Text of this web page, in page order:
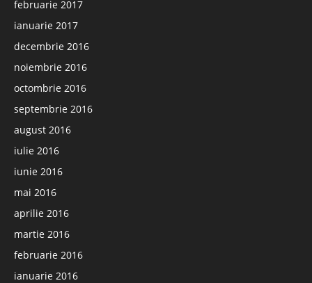
februarie 2017
ianuarie 2017
decembrie 2016
noiembrie 2016
octombrie 2016
septembrie 2016
august 2016
iulie 2016
iunie 2016
mai 2016
aprilie 2016
martie 2016
februarie 2016
ianuarie 2016